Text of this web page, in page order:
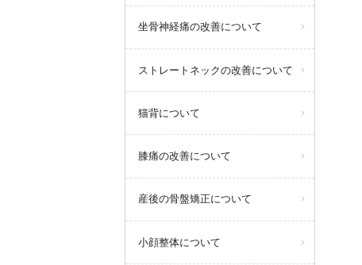
坐骨神経痛の改善について
ストレートネックの改善について
猫背について
膝痛の改善について
産後の骨盤矯正について
小顔整体について